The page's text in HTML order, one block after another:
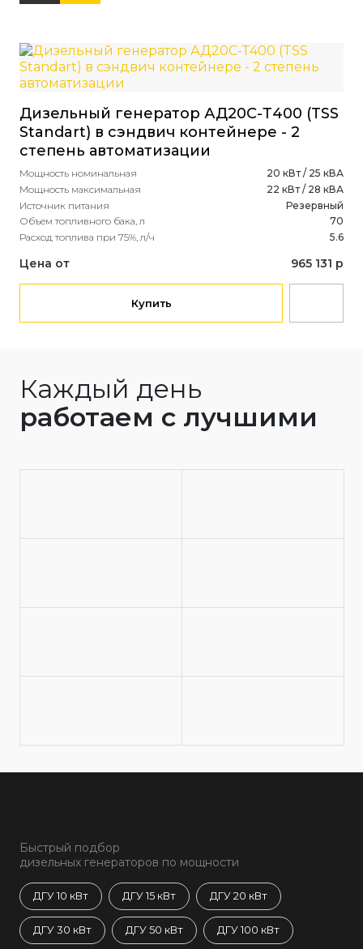
Дизельный генератор АД20С-Т400 (TSS
Standart) в сэндвич контейнере - 2
степень автоматизации
Мощность номинальная
20 кВт / 25 кВА
Мощность максимальная
22 кВт / 28 кВА
Источник питания
Резервный
Объем топливного бака, л
70
Расход топлива при 75%, л/ч
5.6
Цена от 965 131 р
Купить
Каждый день
работаем с лучшими
Быстрый подбор
дизельных генераторов по мощности
ДГУ 10 кВт ДГУ 15 кВт ДГУ 20 кВт
ДГУ 30 кВт ДГУ 50 кВт ДГУ 100 кВт